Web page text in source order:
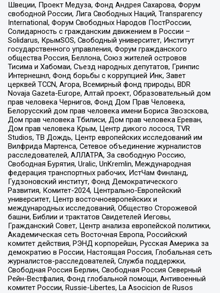
Швеции, Проект Медуза, Фонд Андрея Сахарова, Форум
свободной России, Лига Свободных Наций, Transparеncy
International, Форум Свободных Народов ПостРоссии,
Солидарность с гражданским движением в России –
Solidarus, КрымSOS, Свободный университет, Институт
государственного управления, Форум гражданского
общества Россия, Беллона, Союз жителей островов
Тисима и Хабомаи, Съезд народных депутатов, Гринпис
Интернешнл, Фонд борьбы с коррупцией Инк, Завет
церквей TCCN, Агора, Всемирный фонд природы, BDR
Novaja Gazeta-Europe, Алтай проект, Образовательный дом
прав человека Чернигов, Фонд Дом Прав Человека,
Белорусский дом прав человека имени Бориса Звозскова,
Дом прав человека Тбилиси, Дом прав человека Ереван,
Дом прав человека Крым, Центр дикого лосося, TVR
Studios, ТВ Дождь, Центр европейских исследований им
Вилфрида Мартенса, Сетевое объединение журналистов
расследователей, АЛЛАТРА, За свободную Россию,
Свободная Бурятия, Uralic, UnKremlin, Международная
федерация транспортных рабочих, ИстЧам Финланд,
Гудзоновский институт, Фонд Демократического
Развития, Комитет-2024, Центрально-Европейский
университет, Центр восточноевропейских и
международных исследований, Общество Сторожевой
башни, Библии и трактатов Свидетелей Иеговы,
Гражданский Совет, Центр анализа европейской политики,
Академическая сеть Восточная Европа, Российский
комитет действия, РЭНД корпорейшн, Русская Америка за
демократию в России, Настоящая Россия, Глобальная сеть
журналистов-расследователей, Служба поддержки,
Свободная Россия Берлин, Свободная Россия Северный
Рейн-Вестфалия, Фонд глобальной помощи, Антивоенный
комитет России, Russie-Libertes, La Asocicion de Rusos